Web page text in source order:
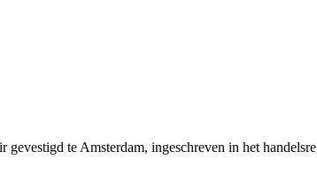
te Amsterdam, ingeschreven in het